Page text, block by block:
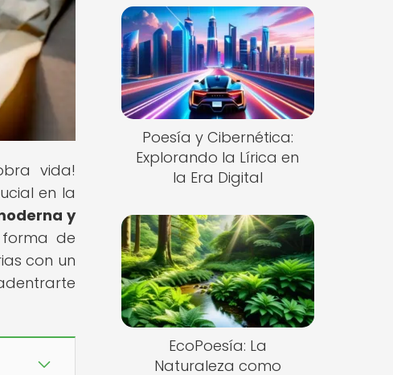
vida!
en la
y
de
con un
Poesía y Cibernética:
Explorando la Lírica en
la Era Digital
EcoPoesía: La
Naturaleza como